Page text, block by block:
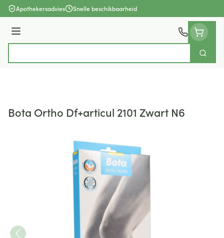
Ga naar de inhoud
Apothekersadvies Snelle beschikbaarheid
Menu
Zoek
Bota Ortho Df+articul 2101 Zwart N6